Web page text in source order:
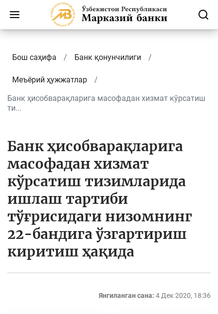
Бош саҳифа Банк қонунчилиги
Меъёрий ҳужжатлар
Банк ҳисобварақларига масофадан хизмат кўрсатиш
ти...
Банк ҳисобварақларига
масофадан хизмат
кўрсатиш тизимларида
ишлаш тартиби
тўғрисидаги низомнинг
22-бандига ўзгартириш
киритиш ҳақида
Янгиланган сана: 4 Дек 2020, 18:36